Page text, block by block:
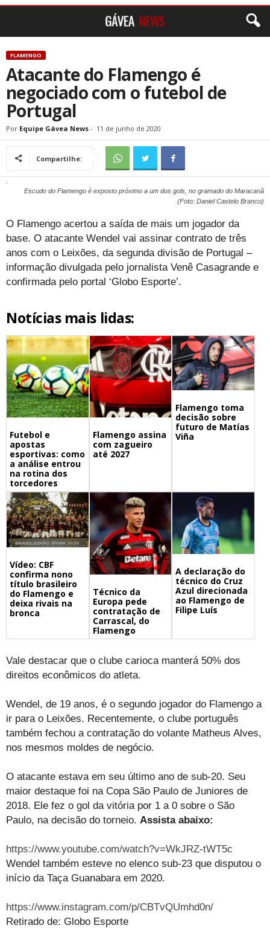
FLAMENGO
Atacante do Flamengo é
negociado com o futebol de
Portugal
Por Equipe Gávea News - 11 de junho de 2020
Compartilhe:
Escudo do Flamengo é exposto próximo a um dos gols, no gramado do Maracanã
(Foto: Daniel Castelo Branco)
O Flamengo acertou a saída de mais um jogador da
base. O atacante Wendel vai assinar contrato de três
anos com o Leixões, da segunda divisão de Portugal –
informação divulgada pelo jornalista Venê Casagrande e
confirmada pelo portal ‘Globo Esporte’.
Notícias mais lidas:
Futebol e
apostas
esportivas: como
a análise entrou
na rotina dos
torcedores
Flamengo assina
com zagueiro
até 2027
Flamengo toma
decisão sobre
futuro de Matías
Viña
Vídeo: CBF
confirma nono
título brasileiro
do Flamengo e
deixa rivais na
bronca
Técnico da
Europa pede
contratação de
Carrascal, do
Flamengo
A declaração do
técnico do Cruz
Azul direcionada
ao Flamengo de
Filipe Luís
Vale destacar que o clube carioca manterá 50% dos
direitos econômicos do atleta.
Wendel, de 19 anos, é o segundo jogador do Flamengo a
ir para o Leixões. Recentemente, o clube português
também fechou a contratação do volante Matheus Alves,
nos mesmos moldes de negócio.
O atacante estava em seu último ano de sub-20. Seu
maior destaque foi na Copa São Paulo de Juniores de
2018. Ele fez o gol da vitória por 1 a 0 sobre o São
Paulo, na decisão do torneio. Assista abaixo:
https://www.youtube.com/watch?v=WkJRZ-tWT5c
Wendel também esteve no elenco sub-23 que disputou o
início da Taça Guanabara em 2020.
https://www.instagram.com/p/CBTvQUmhd0n/
Retirado de: Globo Esporte